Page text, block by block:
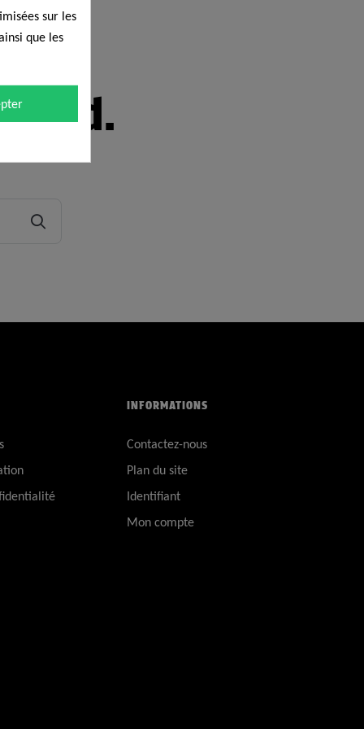
INFORMATIONS
Contactez-nous
Plan du site
Identifiant
Mon compte
sur les
que les